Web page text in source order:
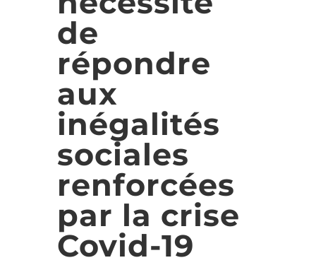
de
répondre
aux
inégalités
sociales
renforcées
par la crise
Covid-19